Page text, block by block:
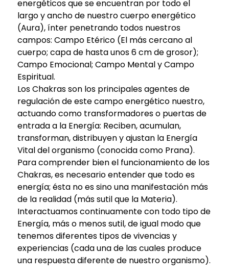
energéticos que se encuentran por todo el
largo y ancho de nuestro cuerpo energético
(Aura), ínter penetrando todos nuestros
campos: Campo Etérico (El más cercano al
cuerpo; capa de hasta unos 6 cm de grosor);
Campo Emocional; Campo Mental y Campo
Espiritual.
Los Chakras son los principales agentes de
regulación de este campo energético nuestro,
actuando como transformadores o puertas de
entrada a la Energía: Reciben, acumulan,
transforman, distribuyen y ajustan la Energía
Vital del organismo (conocida como Prana).
Para comprender bien el funcionamiento de los
Chakras, es necesario entender que todo es
energía; ésta no es sino una manifestación más
de la realidad (más sutil que la Materia).
Interactuamos continuamente con todo tipo de
Energía, más o menos sutil, de igual modo que
tenemos diferentes tipos de vivencias y
experiencias (cada una de las cuales produce
una respuesta diferente de nuestro organismo).